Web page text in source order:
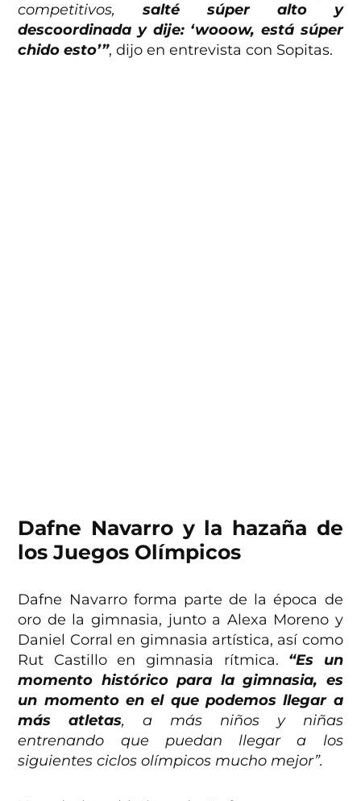
competitivos,salté súper alto y
descoordinada y dije: ‘wooow, está súper
chido esto’”, dijo en entrevista con Sopitas.
Dafne Navarro y la hazaña de
los Juegos Olímpicos
Dafne Navarro forma parte de la época de
oro de la gimnasia, junto a Alexa Moreno y
Daniel Corral en gimnasia artística, así como
Rut Castillo en gimnasia rítmica. “Es un
momento histórico para la gimnasia, es
un momento en el que podemos llegar a
más atletas, a más niños y niñas
entrenando que puedan llegar a los
siguientes ciclos olímpicos mucho mejor”.